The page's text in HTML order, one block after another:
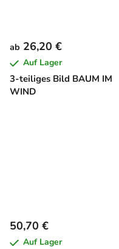
3-teiliges Bild BAUM IM
WIND
ab 26,20 €
Auf Lager
50,70 €
Auf Lager